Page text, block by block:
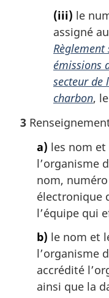
(iii) le
assigné
émissions
secteur de
charbon,
3
a) les nom
l’organisme
nom,
électronique
l’équipe qui
b) le nom et
l’organisme
accrédité
ainsi que la